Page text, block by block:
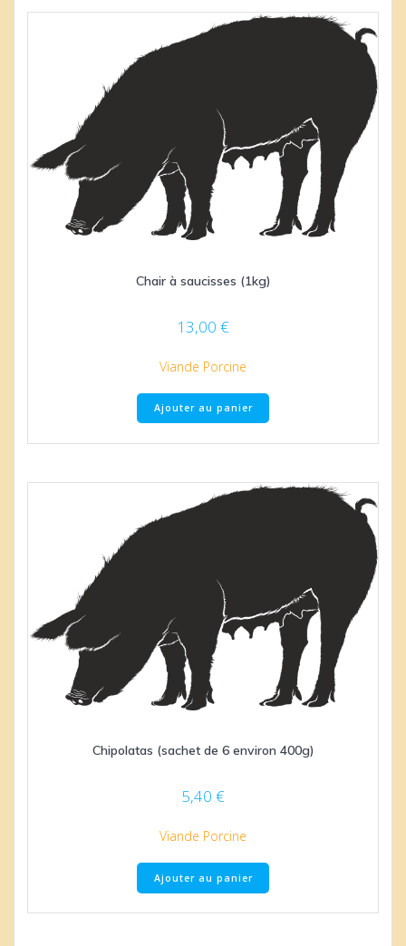
Chair à saucisses (1kg)
13,00 €
Viande Porcine
Ajouter au panier
Chipolatas (sachet de 6 environ 400g)
5,40 €
Viande Porcine
Ajouter au panier